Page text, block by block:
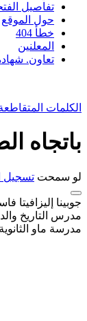
تفاصيل
حول الموقع
خطأ 404
المعلنين
تعاون.
الكلمات
باتجاه
لو سمحت تسجيل
جوبينا إليزافيتا
مدرس التاريخ
مدرسة ماو الثانوية رقم 17،